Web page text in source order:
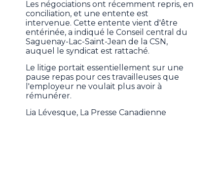
Les négociations ont récemment repris, en
conciliation, et une entente est
intervenue. Cette entente vient d'être
entérinée, a indiqué le Conseil central du
Saguenay-Lac-Saint-Jean de la CSN,
auquel le syndicat est rattaché.
Le litige portait essentiellement sur une
pause repas pour ces travailleuses que
l'employeur ne voulait plus avoir à
rémunérer.
Lia Lévesque, La Presse Canadienne